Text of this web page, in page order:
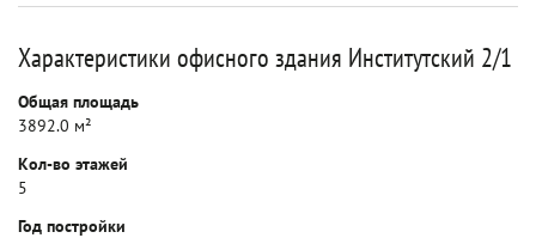
Характеристики офисного здания Институтский 2/1
Общая площадь
3892.0 м²
Кол-во этажей
5
Год постройки